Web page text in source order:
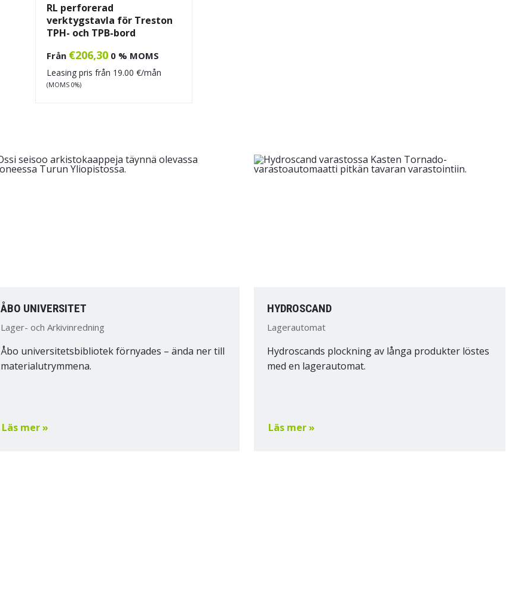
RL perforerad
verktygstavla för Treston
TPH- och TPB-bord
Från €206,30 0 % MOMS
Leasing pris från 19.00 €/mån
(MOMS 0%)
ÅBO UNIVERSITET
Lager- och Arkivinredning
Åbo universitetsbibliotek förnyades – ända ner till
materialutrymmena.
Läs mer »
HYDROSCAND
Lagerautomat
Hydroscands plockning av långa produkter löstes
med en lagerautomat.
Läs mer »